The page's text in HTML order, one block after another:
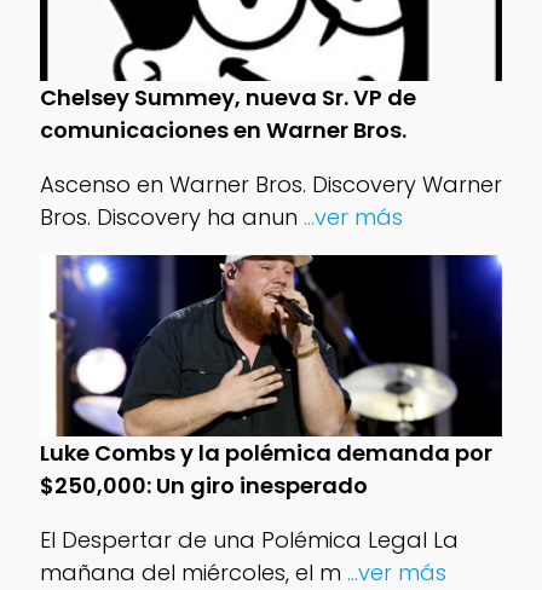
Chelsey Summey, nueva Sr. VP de
comunicaciones en Warner Bros.
Ascenso en Warner Bros. Discovery Warner
Bros. Discovery ha anun ...ver más
Luke Combs y la polémica demanda por
$250,000: Un giro inesperado
El Despertar de una Polémica Legal La
mañana del miércoles, el m ...ver más